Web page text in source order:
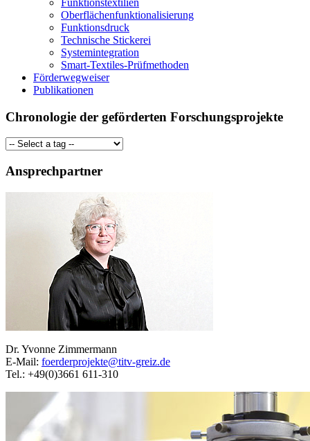
Funktionstextilien
Oberflächenfunktionalisierung
Funktionsdruck
Technische Stickerei
Systemintegration
Smart-Textiles-Prüfmethoden
Förderwegweiser
Publikationen
Chronologie der geförderten Forschungsprojekte
Ansprechpartner
Dr. Yvonne Zimmermann
E-Mail: foerderprojekte@titv-greiz.de
Tel.: +49(0)3661 611-310